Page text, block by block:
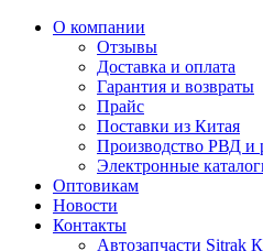
О компании
Отзывы
Доставка и оплата
Гарантия и возвраты
Прайс
Поставки из Китая
Производство РВД и
Электронные
Оптовикам
Новости
Контакты
Автозапчасти Sitrak